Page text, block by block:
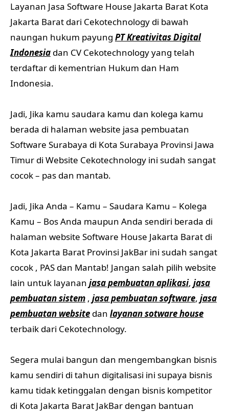
Layanan Jasa Software House Jakarta Barat Kota
Jakarta Barat dari Cekotechnology di bawah
naungan hukum payung PT Kreativitas Digital
Indonesia dan CV Cekotechnology yang telah
terdaftar di kementrian Hukum dan Ham
Indonesia.
Jadi, Jika kamu saudara kamu dan kolega kamu
berada di halaman website jasa pembuatan
Software Surabaya di Kota Surabaya Provinsi Jawa
Timur di Website Cekotechnology ini sudah sangat
cocok – pas dan mantab.
Jadi, Jika Anda – Kamu – Saudara Kamu – Kolega
Kamu – Bos Anda maupun Anda sendiri berada di
halaman website Software House Jakarta Barat di
Kota Jakarta Barat Provinsi JakBar ini sudah sangat
cocok , PAS dan Mantab! Jangan salah pilih website
lain untuk layanan jasa pembuatan aplikasi, jasa
pembuatan sistem , jasa pembuatan software, jasa
pembuatan website dan layanan sotware house
terbaik dari Cekotechnology.
Segera mulai bangun dan mengembangkan bisnis
kamu sendiri di tahun digitalisasi ini supaya bisnis
kamu tidak ketinggalan dengan bisnis kompetitor
di Kota Jakarta Barat JakBar dengan bantuan